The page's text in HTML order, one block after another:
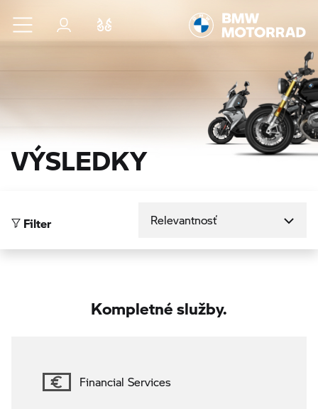
Prejsť na hlavný obsah
Prihlásenie
VÝSLEDKY
Filter
Kompletné služby.
Financial Services